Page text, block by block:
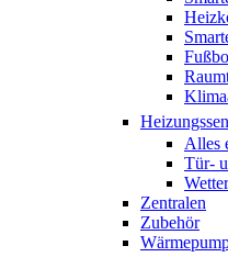
Alles
Tür-
Zentralen
Zubehör